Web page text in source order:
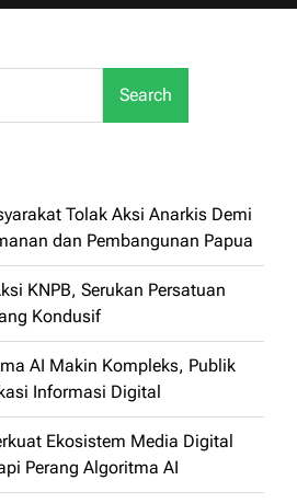
Search
Tolak Aksi Anarkis Demi
dan Pembangunan Papua
KNPB, Serukan Persatuan
Kondusif
AI Makin Kompleks, Publik
Informasi Digital
Ekosistem Media Digital
Perang Algoritma AI